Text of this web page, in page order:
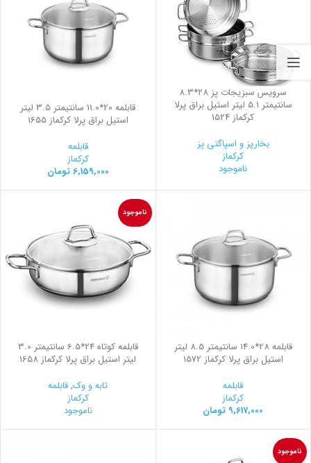
سرویس سبزیجات پز 28*8.3
سانتیمتر 5.1 لیتر استیل براق پرلا
کرکماز 1524
بخارپز و اسپاگتی پز
کرکماز
ناموجود
قابلمه 20*11.0 سانتیمتر 3.5 لیتر
استیل براق پرلا کرکماز 1655
قابلمه
کرکماز
6,159,000 تومان
قابلمه 28*14.0 سانتیمتر 8.5 لیتر
استیل براق پرلا کرکماز 1572
قابلمه
کرکماز
9,617,000 تومان
ناموجود
قابلمه کوتاه 24*6.5 سانتیمتر 3.0
لیتر استیل براق پرلا کرکماز 1658
تابه و وک,قابلمه
کرکماز
ناموجود
ناموجود